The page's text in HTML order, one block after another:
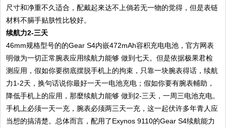
尺寸和净重不久适合，配戴起來达不上倘若无一物的觉得，但是表链
材料不膈手贴肤性比较好。
续航力2-三天
46mm规格型号的的Gear S4内嵌472mAh容积充电电池，官方网表
明做为一切正常腕表应用续航力能够 做到七天。但是依据极果君检
测应用，假如你要彻底摆脱手机上的拘束，只靠一块腕表得话，续航
力1-2天，换句话说你最好一天一电池充电；假如你要有腕表輔助，
降低手机上的应用，那麼续航力能够 做到2-三天，一周三电池充电。
手机上必须一天一充，腕表必须两三天一充，这一起伏许多年青人应
当想的搞清楚。总体而言，配用了Exynos 9110的Gear S4续航能力